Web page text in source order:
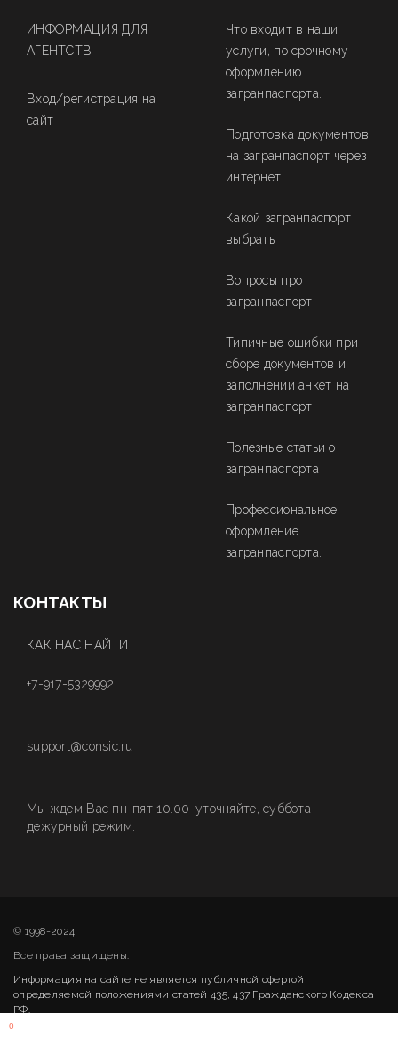
0
ИНФОРМАЦИЯ ДЛЯ
АГЕНТСТВ
Вход/регистрация на
сайт
Что входит в наши
услуги, по срочному
оформлению
загранпаспорта.
Подготовка документов
на загранпаспорт через
интернет
Какой загранпаспорт
выбрать
Вопросы про
загранпаспорт
Типичные ошибки при
сборе документов и
заполнении анкет на
загранпаспорт.
Полезные статьи о
загранпаспорта
Профессиональное
оформление
загранпаспорта.
КОНТАКТЫ
КАК НАС НАЙТИ
+7-917-5329992
support@consic.ru
Мы ждем Вас пн-пят 10.00-уточняйте, суббота
дежурный режим.
© 1998-2024
Все права защищены.
Информация на сайте не является публичной офертой,
определяемой положениями статей 435, 437 Гражданского Кодекса
РФ.